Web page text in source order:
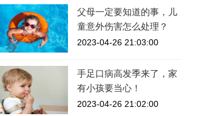
父母一定要知道的事，儿
童意外伤害怎么处理？
2023-04-26 21:03:00
手足口病高发季来了，家
有小孩要当心！
2023-04-26 21:02:00